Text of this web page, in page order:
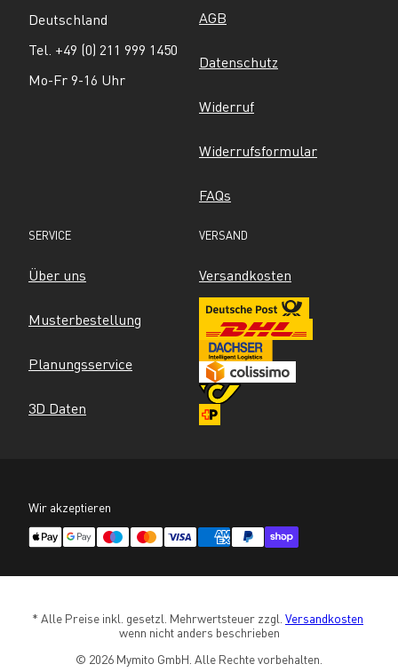
Deutschland
Tel. +49 (0) 211 999 1450
Mo-Fr 9-16 Uhr
AGB
Datenschutz
Widerruf
Widerrufsformular
FAQs
SERVICE
Über uns
Musterbestellung
Planungsservice
3D Daten
VERSAND
Versandkosten
Wir akzeptieren
* Alle Preise inkl. gesetzl. Mehrwertsteuer zzgl. Versandkosten
wenn nicht anders beschrieben
© 2026 Mymito GmbH. Alle Rechte vorbehalten.